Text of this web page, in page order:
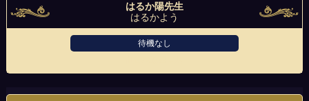
はるか陽先生
はるかよう
待機なし